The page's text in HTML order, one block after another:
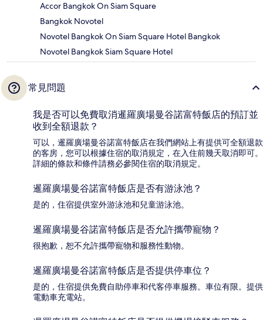
Accor Bangkok On Siam Square
Bangkok Novotel
Novotel Bangkok On Siam Square Hotel Bangkok
Novotel Bangkok Siam Square Hotel
常見問題
我是否可以免費取消暹羅廣場曼谷諾富特飯店的預訂並
收到全額退款？
可以，暹羅廣場曼谷諾富特飯店在我們網站上有提供可全額退款
的客房，您可以根據住宿的取消規定，在入住前幾天取消即可。
詳細的條款和條件請務必參閱住宿的取消規定。
暹羅廣場曼谷諾富特飯店是否有游泳池？
是的，住宿提供室外游泳池和兒童游泳池。
暹羅廣場曼谷諾富特飯店是否允許攜帶寵物？
很抱歉，恕不允許攜帶寵物和服務性動物。
暹羅廣場曼谷諾富特飯店是否提供停車位？
是的，住宿提供免費自助停車和代客停車服務。車位有限。提供
電動車充電站。